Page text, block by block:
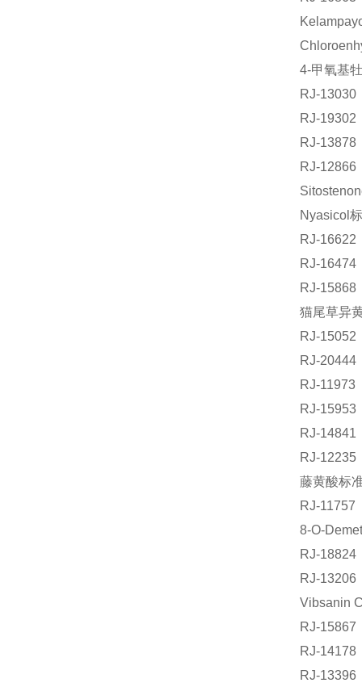
4-甲氧基
RJ-
RJ-
RJ-
RJ-
Nyasicol
RJ-
RJ-
RJ-
猫尾草异
RJ-
RJ-
RJ-
RJ-
RJ-
RJ-
藤黄酸标
RJ-
8-O-
RJ-
RJ-
Vibsanin
RJ-
RJ-
RJ-